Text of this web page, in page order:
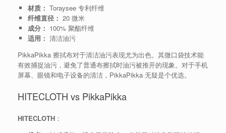
材质： Toraysee 专利纤维
纤维直径： 20 微米
成分： 100% 聚酯纤维
适用： 清洁油污
PikkaPikka 擦拭布对于清洁油污表现尤为出色。其微口袋技术能
有效捕捉油污，避免了普通布擦拭时油污被推开的现象。对于手机
屏幕、眼镜和电子设备的清洁，PikkaPikka 无疑是个优选。
HITECLOTH vs PikkaPikka
HITECLOTH ：